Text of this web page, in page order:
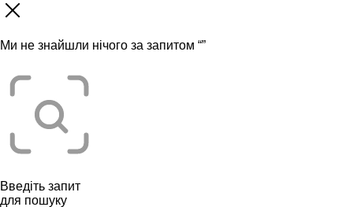
Ми не знайшли нічого за запитом “”
Введіть запит
для пошуку